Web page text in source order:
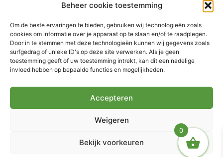
Beheer cookie toestemming
Om de beste ervaringen te bieden, gebruiken wij technologieën zoals
cookies om informatie over je apparaat op te slaan en/of te raadplegen.
Door in te stemmen met deze technologieën kunnen wij gegevens zoals
surfgedrag of unieke ID's op deze site verwerken. Als je geen
toestemming geeft of uw toestemming intrekt, kan dit een nadelige
invloed hebben op bepaalde functies en mogelijkheden.
Accepteren
Weigeren
Bekijk voorkeuren
Klachtenregeling
INSCHRIJVEN INSPIRATIEMAIL
Elke vrijdagochtend om 9.00 uur een inspiratiemail n je
mailbox, vol met voeding- orthomoleculaire-, leefstijl en
INSCHRIJVEN 0